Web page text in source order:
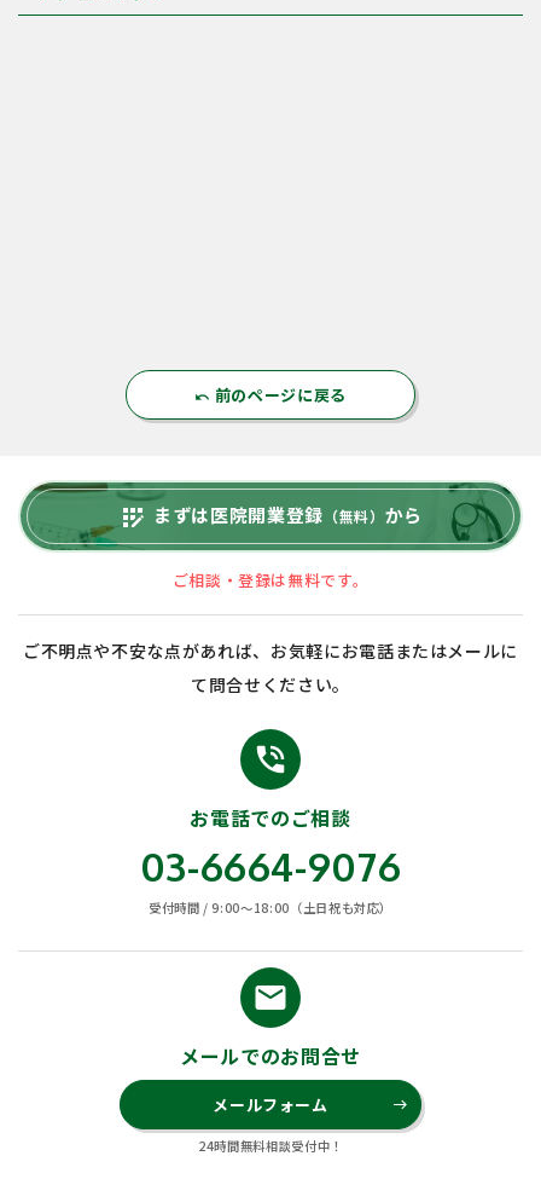
undo 前のページに戻る
app_registration まずは医院開業登録 （無料） から
ご相談・登録は無料です。
ご不明点や不安な点があれば、お気軽にお電話またはメールに
て問合せください。
phone_in_talk
お電話でのご相談
03-6664-9076
受付時間 / 9:00〜18:00（土日祝も対応）
email
メールでのお問合せ
メールフォーム east
24時間無料相談受付中！